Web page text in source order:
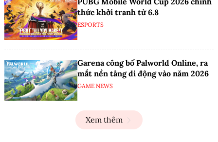
thức khởi tranh từ 6.8
ESPORTS
Garena công bố Palworld Online, ra
mắt nền tảng di động vào năm 2026
GAME NEWS
Xem thêm